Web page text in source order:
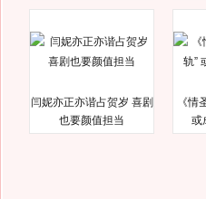
闫妮亦正亦谐占贺岁 喜剧
也要颜值担当
《情
或